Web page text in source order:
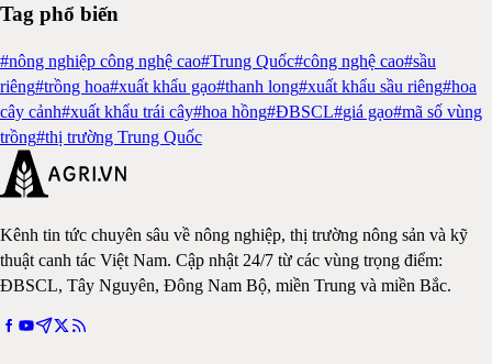
Tag phổ biến
#nông nghiệp công nghệ cao#Trung Quốc#công nghệ cao#sầu
riêng#trồng hoa#xuất khẩu gạo#thanh long#xuất khẩu sầu riêng#hoa
cây cảnh#xuất khẩu trái cây#hoa hồng#ĐBSCL#giá gạo#mã số vùng
trồng#thị trường Trung Quốc
Kênh tin tức chuyên sâu về nông nghiệp, thị trường nông sản và kỹ
thuật canh tác Việt Nam. Cập nhật 24/7 từ các vùng trọng điểm:
ĐBSCL, Tây Nguyên, Đông Nam Bộ, miền Trung và miền Bắc.